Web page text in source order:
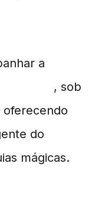
a
, sob
do
mágicas.